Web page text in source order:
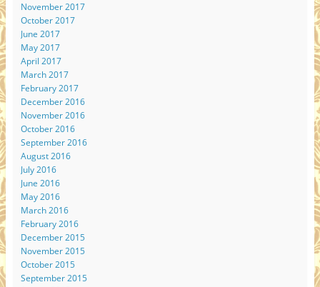
November 2017
October 2017
June 2017
May 2017
April 2017
March 2017
February 2017
December 2016
November 2016
October 2016
September 2016
August 2016
July 2016
June 2016
May 2016
March 2016
February 2016
December 2015
November 2015
October 2015
September 2015